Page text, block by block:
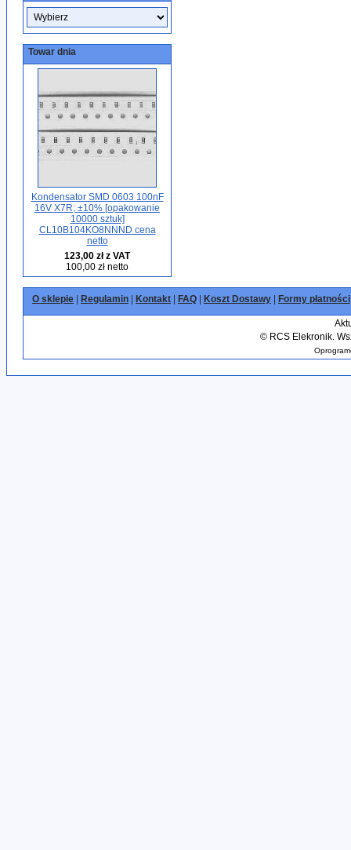
Towar dnia
Kondensator SMD 0603 100nF
16V X7R; ±10% [opakowanie
10000 sztuk]
CL10B104KO8NNND cena
netto
123,00 zł z VAT
100,00 zł netto
O sklepie Regulamin Kontakt FAQ Koszt Dostawy Formy płatności
©RCS Elekronik.